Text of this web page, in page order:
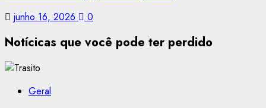
junho 16, 2026 0
Notícicas que você pode ter perdido
Geral